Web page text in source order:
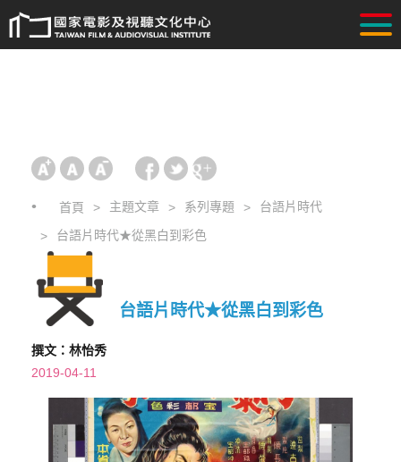
首頁 主題文章 系列專題
台語片時代
台語片時代★從黑白到彩色
台語片時代★從黑白到彩色
撰文：林怡秀
2019-04-11